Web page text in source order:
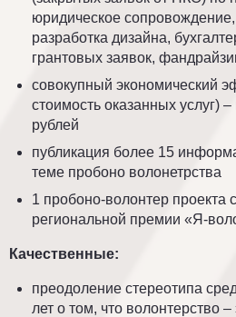
юридическое
разработка дизайна,
грантовых заявок,
совокупный экономический
стоимость оказанных услуг)
рублей
публикация более 15
теме пробоно волонетрства
1 пробоно-волонтер проекта
региональной премии «Я-
Качественные:
преодоление стереотипа
лет о том, что волонтерство